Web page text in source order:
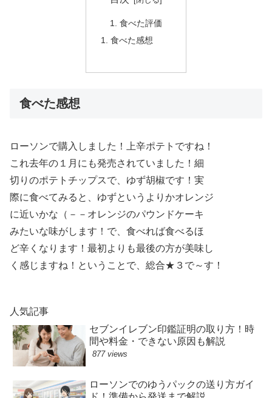
食べた評価
食べた感想
食べた感想
ローソンで購入しました！上辛ポテトですね！
これ去年の１月にも発売されていました！細
切りのポテトチップスで、ゆず胡椒です！実
際に食べてみると、ゆずというよりかオレンジ
に近いかな（－－オレンジのパウンドケーキ
みたいな味がします！で、食べれば食べるほ
ど辛くなります！最初よりも最後の方が美味し
く感じますね！ということで、総合★３で～す！
人気記事
セブンイレブン印鑑証明の取り方！時
間や料金・できない原因も解説
877 views
ローソンでのゆうパックの送り方ガイ